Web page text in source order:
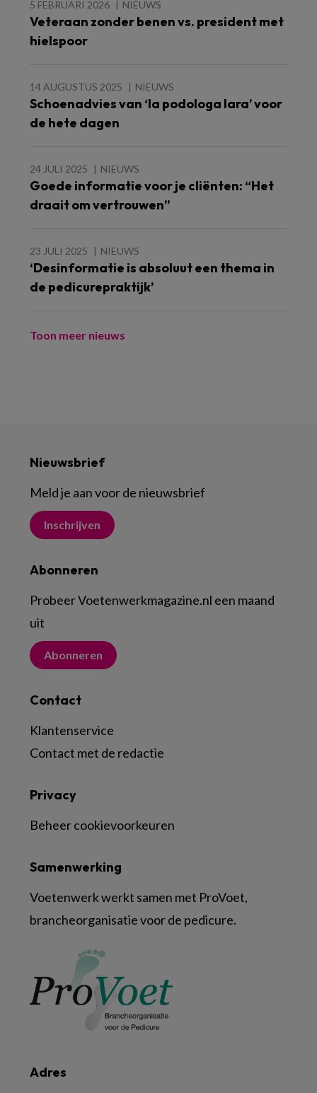
5 FEBRUARI 2026 NIEUWS
Veteraan zonder benen vs. president met
hielspoor
14 AUGUSTUS 2025 NIEUWS
Schoenadvies van ‘la podologa lara’ voor
de hete dagen
24 JULI 2025 NIEUWS
Goede informatie voor je cliënten: “Het
draait om vertrouwen”
23 JULI 2025 NIEUWS
‘Desinformatie is absoluut een thema in
de pedicurepraktijk’
Toon meer nieuws
Nieuwsbrief
Meld je aan voor de nieuwsbrief
Inschrijven
Abonneren
Probeer Voetenwerkmagazine.nl een maand
uit
Abonneren
Contact
Klantenservice
Contact met de redactie
Adres
Samenwerking
Voetenwerk werkt samen met ProVoet,
brancheorganisatie voor de pedicure.
Privacy
Beheer cookievoorkeuren